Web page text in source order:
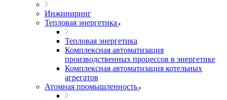
Инжиниринг
Тепловая энергетика
Тепловая энергетика
Комплексная автоматизация
производственных процессов в энергетике
Комплексная автоматизация котельных
агрегатов
Атомная промышленность